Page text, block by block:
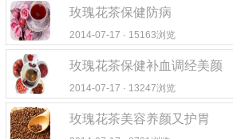
玫瑰花茶保健防病
2014-07-17 · 15163浏览
玫瑰花茶保健补血调经美颜
2014-07-17 · 13247浏览
玫瑰花茶美容养颜又护胃